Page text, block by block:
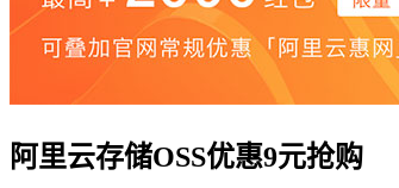
阿里云存储OSS优惠9元抢购